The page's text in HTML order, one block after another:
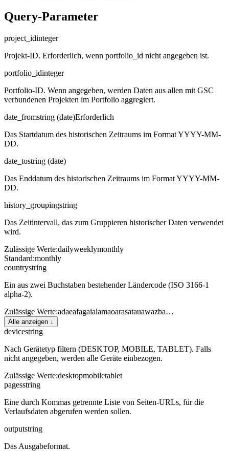
Query-Parameter
project_idinteger
Projekt-ID. Erforderlich, wenn portfolio_id nicht angegeben ist.
portfolio_idinteger
Portfolio-ID. Wenn angegeben, werden Daten aus allen mit GSC
verbundenen Projekten im Portfolio aggregiert.
date_fromstring (date)Erforderlich
Das Startdatum des historischen Zeitraums im Format YYYY-MM-
DD.
date_tostring (date)
Das Enddatum des historischen Zeitraums im Format YYYY-MM-
DD.
history_groupingstring
Das Zeitintervall, das zum Gruppieren historischer Daten verwendet
wird.
Zulässige Werte:dailyweeklymonthly
Standard:monthly
countrystring
Ein aus zwei Buchstaben bestehender Ländercode (ISO 3166-1
alpha-2).
Zulässige Werte:adaeafagaialamaoarasatauawazba…
Alle anzeigen ↓
devicestring
Nach Gerätetyp filtern (DESKTOP, MOBILE, TABLET). Falls
nicht angegeben, werden alle Geräte einbezogen.
Zulässige Werte:desktopmobiletablet
pagesstring
Eine durch Kommas getrennte Liste von Seiten-URLs, für die
Verlaufsdaten abgerufen werden sollen.
outputstring
Das Ausgabeformat.